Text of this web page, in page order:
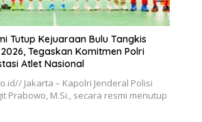
Tutup Kejuaraan Bulu Tangkis
Tegaskan Komitmen Polri
Atlet Nasional
Jakarta – Kapolri Jenderal Polisi
Prabowo, M.Si., secara resmi menutup